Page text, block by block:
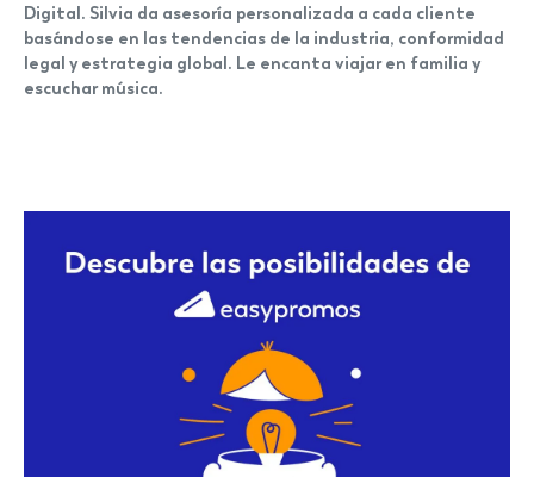
Digital. Silvia da asesoría personalizada a cada cliente
basándose en las tendencias de la industria, conformidad
legal y estrategia global. Le encanta viajar en familia y
escuchar música.